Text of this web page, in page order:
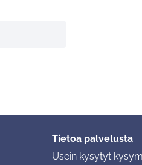
Tietoa palvelusta
Usein kysytyt